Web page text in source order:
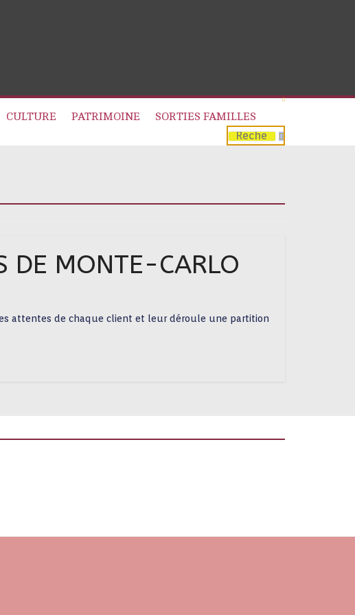
CULTURE PATRIMOINE
SORTIES FAMILLES
DE MONTE-CARLO
attentes de chaque client et leur déroule une partition